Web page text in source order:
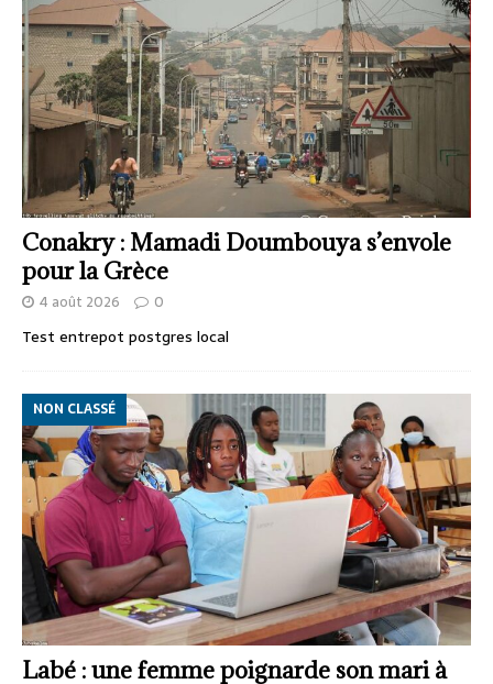
Conakry : Mamadi Doumbouya s’envole
pour la Grèce
4 août 2026 0
Test entrepot postgres local
Labé : une femme poignarde son mari à
NON CLASSÉ